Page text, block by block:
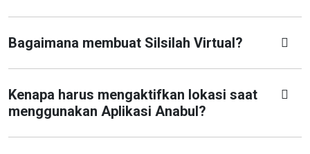
Bagaimana membuat Silsilah Virtual?
Kenapa harus mengaktifkan lokasi saat
menggunakan Aplikasi Anabul?